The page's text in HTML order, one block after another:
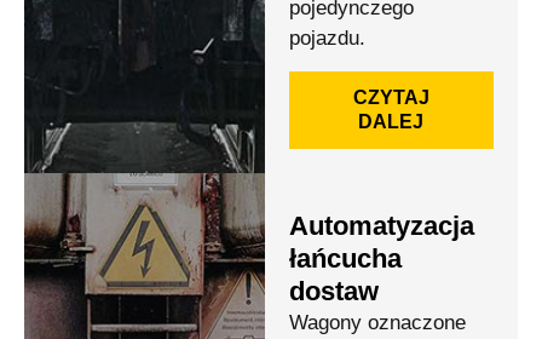
pojedynczego
pojazdu.
CZYTAJ
DALEJ
Automatyzacja
łańcucha
dostaw
Wagony oznaczone